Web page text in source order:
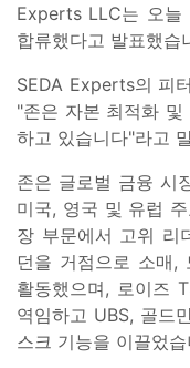
Experts LLC는 오늘
합류했다고 발표했습
SEDA Experts의 피
"존은 자본 최적화
하고 있습니다"라고
존은 글로벌 금융 시
미국, 영국 및 유럽
장 부문에서 고위 리
던을 거점으로 소매,
활동했으며, 로이즈
역임하고 UBS, 골드
스크 기능을 이끌었습